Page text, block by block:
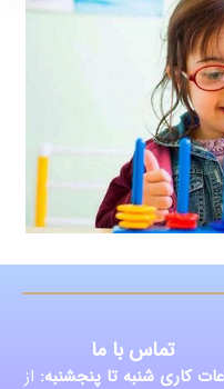
تماس با ما
کاری شنبه تا پنجشنبه: از